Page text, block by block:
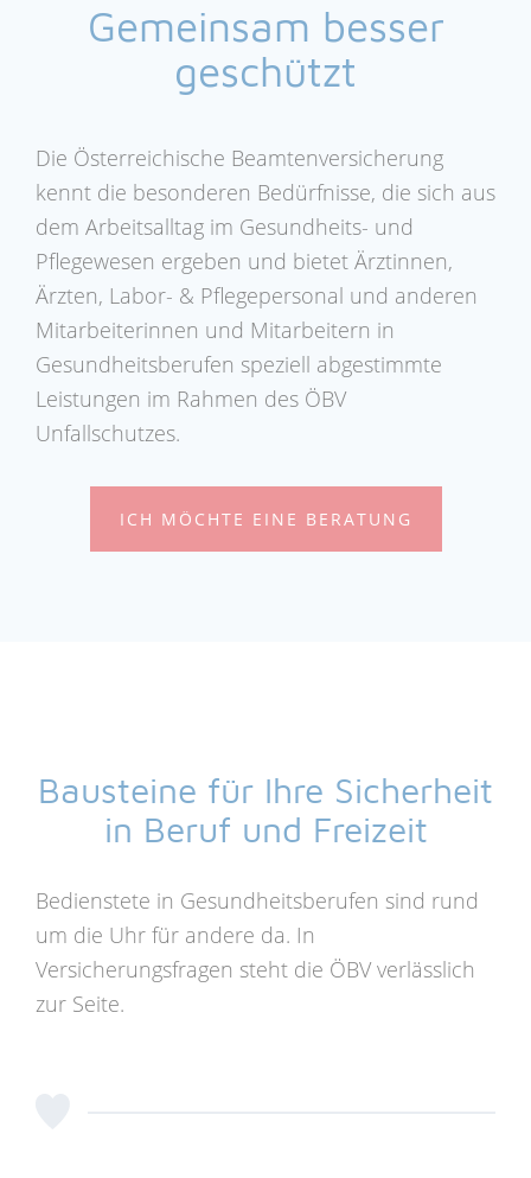
Gemeinsam besser
geschützt
Die Österreichische Beamtenversicherung
kennt die besonderen Bedürfnisse, die sich aus
dem Arbeitsalltag im Gesundheits- und
Pflegewesen ergeben und bietet Ärztinnen,
Ärzten, Labor- & Pflegepersonal und anderen
Mitarbeiterinnen und Mitarbeitern in
Gesundheitsberufen speziell abgestimmte
Leistungen im Rahmen des ÖBV
Unfallschutzes.
ICH MÖCHTE EINE BERATUNG
Bausteine für Ihre Sicherheit
in Beruf und Freizeit
Bedienstete in Gesundheitsberufen sind rund
um die Uhr für andere da. In
Versicherungsfragen steht die ÖBV verlässlich
zur Seite.